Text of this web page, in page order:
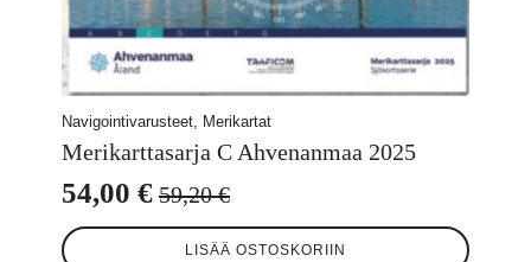
Navigointivarusteet, Merikartat
Merikarttasarja C Ahvenanmaa 2025
59,20€
Alkuperäinen
hinta
54,00 €
Nykyinen
hinta
LISÄÄ OSTOSKORIIN